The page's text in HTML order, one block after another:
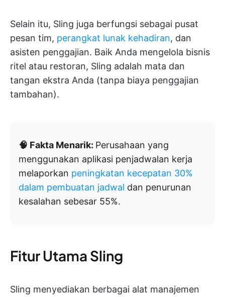
Selain itu, Sling juga berfungsi sebagai pusat
pesan tim, perangkat lunak kehadiran, dan
asisten penggajian. Baik Anda mengelola bisnis
ritel atau restoran, Sling adalah mata dan
tangan ekstra Anda (tanpa biaya penggajian
tambahan).
🧠 Fakta Menarik: Perusahaan yang
menggunakan aplikasi penjadwalan kerja
melaporkan peningkatan kecepatan 30%
dalam pembuatan jadwal dan penurunan
kesalahan sebesar 55%.
Fitur Utama Sling
Sling menyediakan berbagai alat manajemen